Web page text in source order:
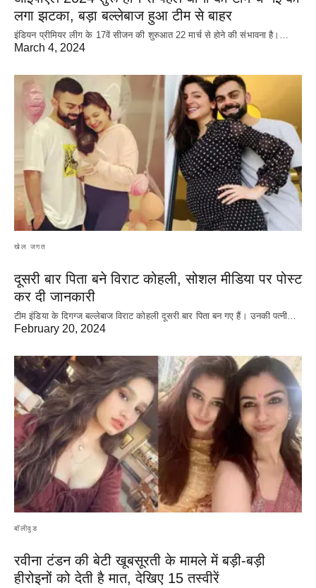
लगा झटका, बड़ा बल्लेबाज हुआ टीम से बाहर
इंडियन प्रीमियर लीग के 17वें सीजन की शुरुआत 22 मार्च से होने की संभावना है।…
March 4, 2024
खेल जगत
दूसरी बार‌ पिता बने विराट कोहली, सोशल मीडिया पर पोस्ट
कर दी‌ जानकारी
टीम इंडिया के दिगग्ज बल्लेबाज विराट कोहली दूसरी बार पिता बन गए हैं। उनकी पत्नी…
February 20, 2024
बॉलीवुड
रवीना टंडन की बेटी खूबसूरती के मामले में बड़ी-बड़ी
हीरोइनों को देती है मात, देखिए 15 तस्वीरें